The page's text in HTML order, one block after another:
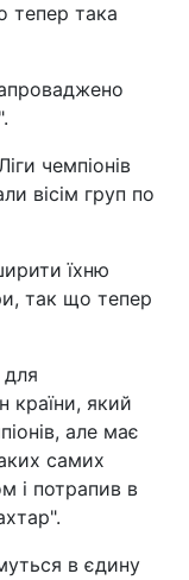
тепер така
чемпіонів
вісім груп по
їхню
так що тепер
країни, який
але має
самих
і потрапив в
в єдину